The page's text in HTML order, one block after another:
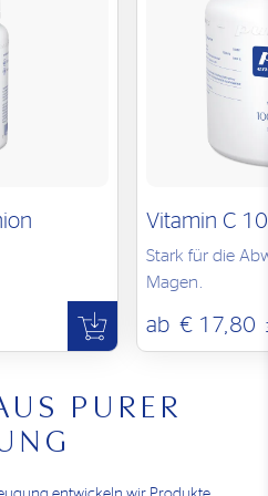
Vitamin C
Stark für die
Magen.
ab € 17,80
PURER